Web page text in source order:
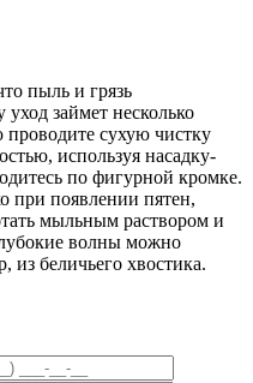
пыль и грязь
займет несколько
сухую чистку
используя насадку-
по фигурной кромке.
при появлении пятен,
мыльным раствором и
волны можно
из беличьего хвостика.